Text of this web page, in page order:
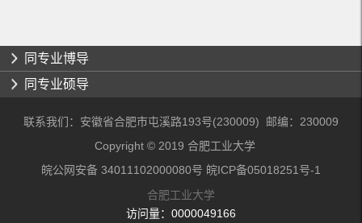
同专业博导
同专业硕导
联系我们：安徽省合肥市屯溪路193号(230009) 邮编：230009
Copyright © 2019 合肥工业大学
皖公网安备 34011102000080号 皖ICP备05018251号-1
合肥工业大学
访问量： 0000049166